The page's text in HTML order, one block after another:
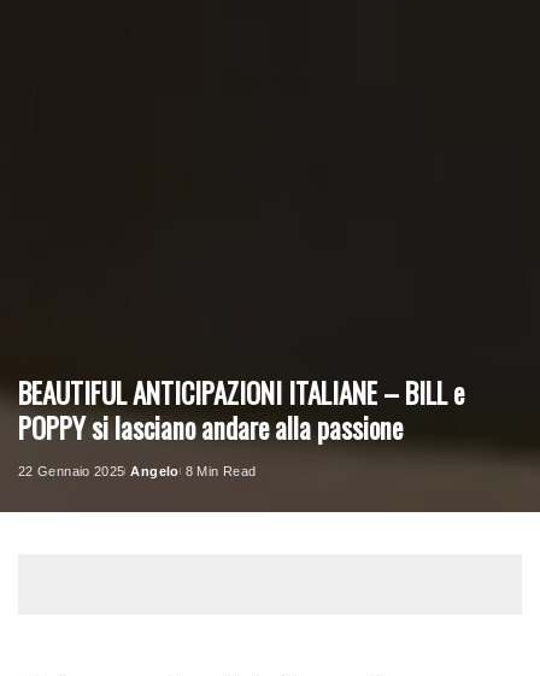
BEAUTIFUL ANTICIPAZIONI ITALIANE – BILL e
POPPY si lasciano andare alla passione
22 Gennaio 2025
Posted
Angelo 8 Min Read